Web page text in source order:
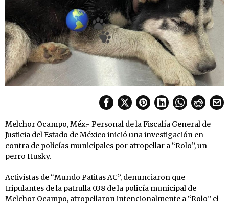
Melchor Ocampo, Méx.- Personal de la Fiscalía General de
Justicia del Estado de México inició una investigación en
contra de policías municipales por atropellar a “Rolo”, un
perro Husky.
Activistas de “Mundo Patitas AC”, denunciaron que
tripulantes de la patrulla 038 de la policía municipal de
Melchor Ocampo, atropellaron intencionalmente a “Rolo” el